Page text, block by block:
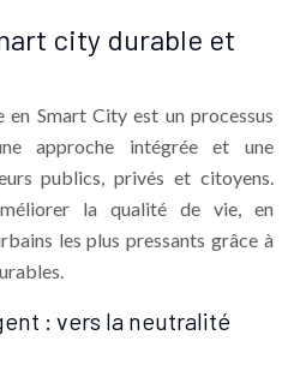
city durable et
en Smart City est un processus
approche intégrée et une
publics, privés et citoyens.
la qualité de vie, en
les plus pressants grâce à
: vers la neutralité